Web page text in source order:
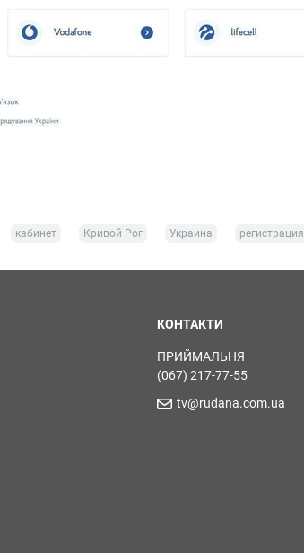
кабинет Кривой Рог Украина регистрация
КОНТАКТИ
ПРИЙМАЛЬНЯ
(067) 217-77-55
tv@rudana.com.ua